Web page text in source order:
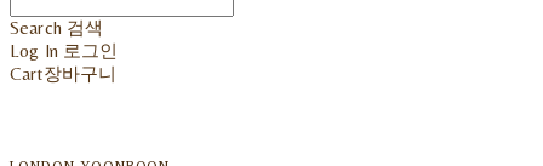
Search 검색
Log In 로그인
Cart장바구니